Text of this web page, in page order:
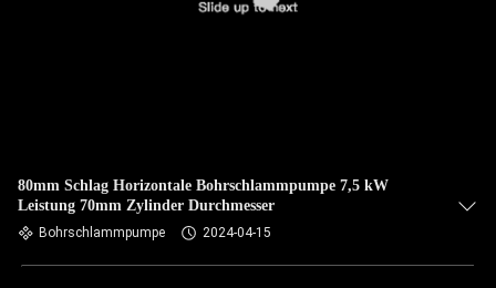
80mm Schlag Horizontale Bohrschlammpumpe 7,5 kW
Leistung 70mm Zylinder Durchmesser
Bohrschlammpumpe 2024-04-15